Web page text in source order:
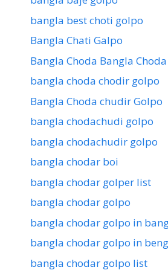
bangla best choti golpo
Bangla Chati Galpo
Bangla Choda Bangla Choda
bangla choda chodir golpo
Bangla Choda chudir Golpo
bangla chodachudi golpo
bangla chodachudir golpo
bangla chodar boi
bangla chodar golper list
bangla chodar golpo
bangla chodar golpo in
bangla chodar golpo in
bangla chodar golpo list